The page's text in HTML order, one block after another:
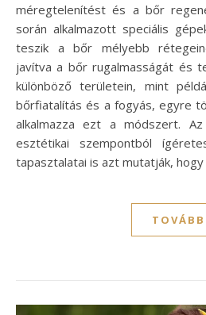
méregtelenítést és a bőr
során alkalmazott speciális
teszik a bőr mélyebb
javítva a bőr rugalmasságát és
különböző területein, mint
bőrfiatalítás és a fogyás, egyre
alkalmazza ezt a módszert.
esztétikai szempontból
tapasztalatai is azt mutatják,
TOVÁBB